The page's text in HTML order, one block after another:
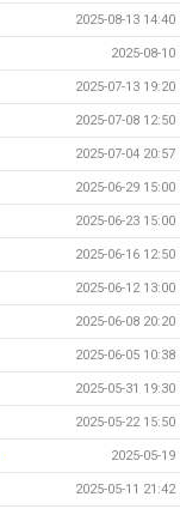
2025-08-13 14:40
2025-08-10
2025-07-13 19:20
2025-07-08 12:50
2025-07-04 20:57
2025-06-29 15:00
2025-06-23 15:00
2025-06-16 12:50
2025-06-12 13:00
2025-06-08 20:20
2025-06-05 10:38
2025-05-31 19:30
2025-05-22 15:50
2025-05-19
2025-05-11 21:42